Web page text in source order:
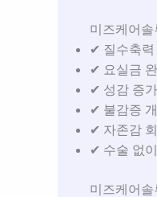
미즈케어
✔ 질수축력
✔ 요실금
✔ 성감 증가
✔ 불감증
✔ 자존감
✔ 수술 없
미즈케어